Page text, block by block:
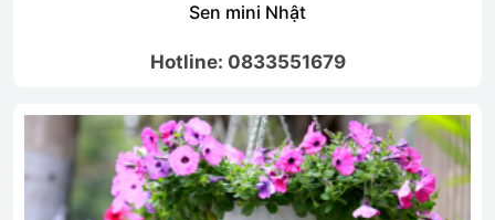
Sen mini Nhật
Hotline: 0833551679